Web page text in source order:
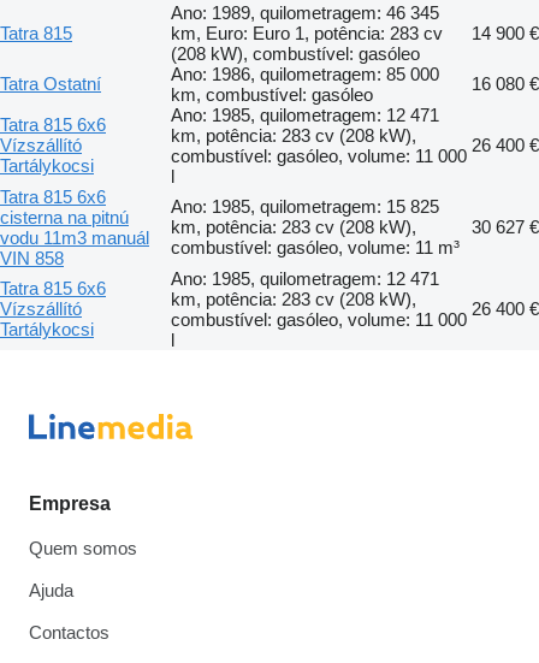
Tatra 815
Ano: 1989, quilometragem: 46 345
km, Euro: Euro 1, potência: 283 cv
(208 kW), combustível: gasóleo
14 900 €
Tatra Ostatní
Ano: 1986, quilometragem: 85 000
km, combustível: gasóleo
16 080 €
Tatra 815 6x6
Vízszállító
Tartálykocsi
Ano: 1985, quilometragem: 12 471
km, potência: 283 cv (208 kW),
combustível: gasóleo, volume: 11 000
l
26 400 €
Tatra 815 6x6
cisterna na pitnú
vodu 11m3 manuál
VIN 858
Ano: 1985, quilometragem: 15 825
km, potência: 283 cv (208 kW),
combustível: gasóleo, volume: 11 m³
30 627 €
Tatra 815 6x6
Vízszállító
Tartálykocsi
Ano: 1985, quilometragem: 12 471
km, potência: 283 cv (208 kW),
combustível: gasóleo, volume: 11 000
l
26 400 €
Empresa
Quem somos
Ajuda
Contactos